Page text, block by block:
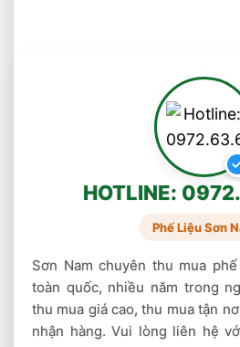
Inox 201 thường được sử
hay được dùng làm lớp
nồi, ruột bình giữ nhiệt,
Loại này sẽ có giá dao
17.000 đồng/ kg.
Giá inox phế liệu loại 3
hế liệu inox loại 3 có giá
3 loại. Bởi loại này không
việt. Chúng thường có mặt
HOTLINE:
Phế Liệu Sơn
Sơn Nam chuyên thu mua
toàn quốc, nhiều năm trong
thu mua giá cao, thu mua tận
nhận hàng. Vui lòng liên hệ